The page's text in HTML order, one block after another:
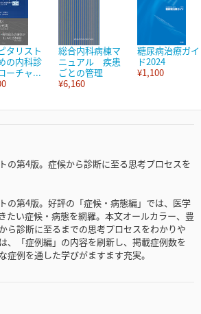
タリスト
の内科診
ーチャ...
総合内科病棟マ
ニュアル 疾患
ごとの管理
¥6,160
糖尿病治療ガイ
ド2024
¥1,100
の第4版。症候から診断に至る思考プロセスを
の第4版。好評の「症候・病態編」では、医学
たい症候・病態を網羅。本文オールカラー、豊
ら診断に至るまでの思考プロセスをわかりや
、「症例編」の内容を刷新し、掲載症例数を
症例を通した学びがますます充実。